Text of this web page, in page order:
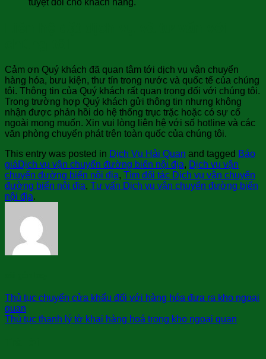
Cảm ơn Quý khách đã quan tâm tới dịch vụ vận chuyển
hàng hóa, bưu kiện, thư tín trong nước và quốc tế của chúng
tôi. Thông tin của Quý khách rất quan trọng đối với chúng tôi.
Trong trường hợp Quý khách gửi thông tin nhưng không
nhận được phản hồi do hệ thống trục trặc hoặc có sự cố
ngoài mong muốn. Xin vui lòng liên hệ với số hotline và các
văn phòng chuyển phát trên toàn quốc của chúng tôi.
This entry was posted in Dịch Vụ Hải Quan and tagged Báo
giáDịch vụ vận chuyển đường biển nội địa, Dịch vụ vận
chuyển đường biển nội địa, Tìm đối tác Dịch vụ vận chuyển
đường biển nội địa, Tư vấn Dịch vụ vận chuyển đường biển
nội địa.
Thủ tục chuyển cửa khẩu đối với hàng hóa đưa ra kho ngoại
quan
Thủ tục thanh lý tờ khai hàng hoá trong kho ngoại quan